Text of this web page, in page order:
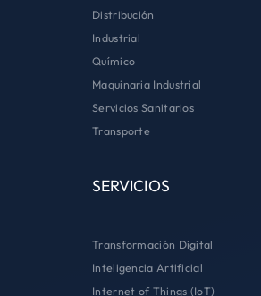
Distribución
Industrial
Químico
Maquinaria Industrial
Servicios Sanitarios
Transporte
SERVICIOS
Transformación Digital
Inteligencia Artificial
Internet of Things (IoT)